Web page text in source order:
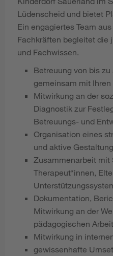
Lüdenscheid und bietet
Ein engagiertes Team
Fachkräften begleitet die
und Fachwissen.
Betreuung von bis
gemeinsam mit
Mitwirkung an der
Diagnostik zur
Betreuungs- und
Organisation eines
und aktive
Zusammenarbeit mit
Therapeut*innen,
Dokumentation,
Mitwirkung an der
pädagogischen Arbeit
Mitwirkung in
gewissenhafte